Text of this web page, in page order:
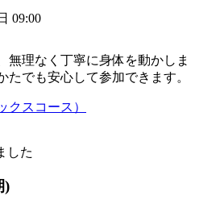
09:00
無理なく丁寧に身体を動かしま
たでも安心して参加できます。
した
)